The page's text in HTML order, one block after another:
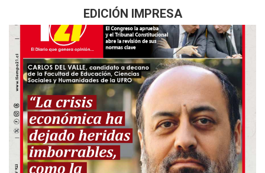
EDICIÓN IMPRESA